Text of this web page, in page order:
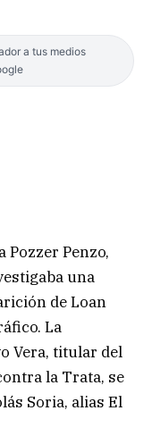
a tus medios
Pozzer Penzo,
una
de Loan
La
Vera, titular del
la Trata, se
Soria, alias El